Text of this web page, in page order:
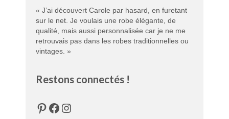
« J’ai découvert Carole par hasard, en furetant
sur le net. Je voulais une robe élégante, de
qualité, mais aussi personnalisée car je ne me
retrouvais pas dans les robes traditionnelles ou
vintages. »
Restons connectés !
Pinterest
Facebook
Instagram